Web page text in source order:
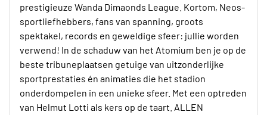
prestigieuze Wanda Dimaonds League. Kortom, Neos-
sportliefhebbers, fans van spanning, groots
spektakel, records en geweldige sfeer: jullie worden
verwend! In de schaduw van het Atomium ben je op de
beste tribuneplaatsen getuige van uitzonderlijke
sportprestaties én animaties die het stadion
onderdompelen in een unieke sfeer. Met een optreden
van Helmut Lotti als kers op de taart. ALLEN